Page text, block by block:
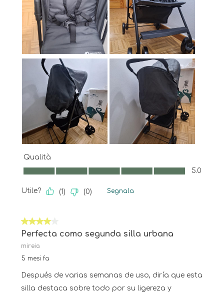
Qualità
Qualità, 5.0 su 5
5.0
Utile? (1) (0) Segnala
4 su 5 stelle.
Perfecta como segunda silla urbana
mireia
5 mesi fa
Después de varias semanas de uso, diría que esta
silla destaca sobre todo por su ligereza y